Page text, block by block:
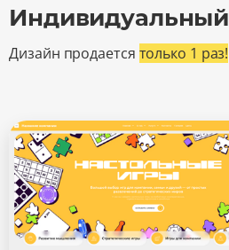
Индивидуальный
Дизайн продается только 1 раз!